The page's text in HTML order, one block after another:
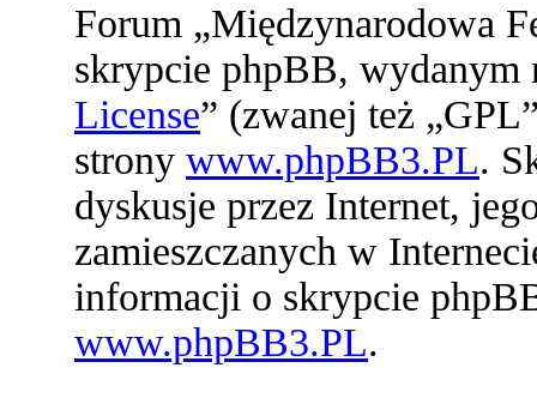
Forum „Międzynarodowa
skrypcie phpBB, wydanym
License” (zwanej też
strony www.phpBB3.PL.
dyskusje przez Internet,
zamieszczanych w
informacji o skrypcie
www.phpBB3.PL.